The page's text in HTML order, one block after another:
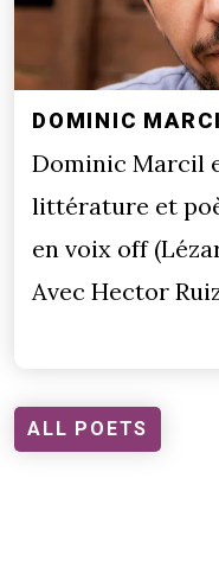
DOMINIC
Dominic Marcil
littérature et
en voix off
Avec Hector
ALL POETS